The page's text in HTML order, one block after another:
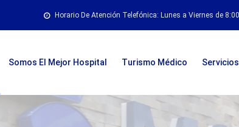
Horario De Atención Telefónica: Lunes a Viernes de
Somos El Mejor Hospital Turismo Médico Servicios